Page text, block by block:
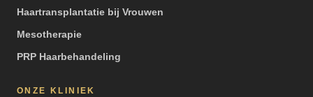
Haartransplantatie bij Vrouwen
Mesotherapie
PRP Haarbehandeling
ONZE KLINIEK